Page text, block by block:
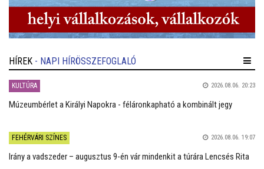
HÍREK - NAPI HÍRÖSSZEFOGLALÓ
KULTÚRA 2026.08.06. 20:23
Múzeumbérlet a Királyi Napokra - féláronkapható a kombinált jegy
FEHÉRVÁRI SZÍNES 2026.08.06. 19:07
Irány a vadszeder – augusztus 9-én vár mindenkit a túrára Lencsés Rita